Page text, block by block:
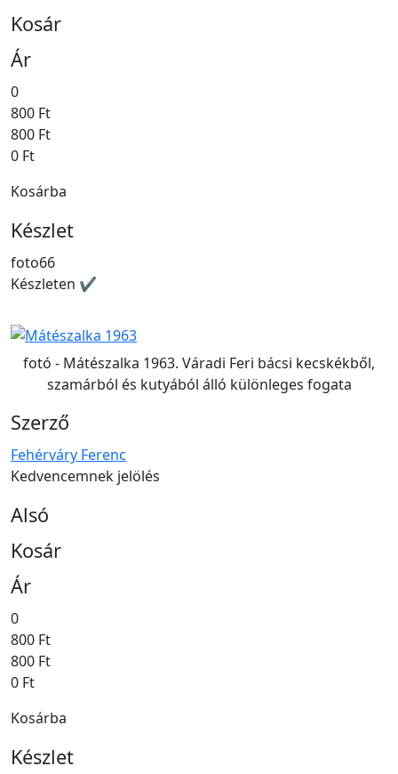
Kosár
Ár
0
800 Ft
800 Ft
0 Ft
Kosárba
Készlet
foto66
Készleten ✔
fotó - Mátészalka 1963. Váradi Feri bácsi kecskékből,
szamárból és kutyából álló különleges fogata
Szerző
Fehérváry Ferenc
Kedvencemnek jelölés
Alsó
Kosár
Ár
0
800 Ft
800 Ft
0 Ft
Kosárba
Készlet